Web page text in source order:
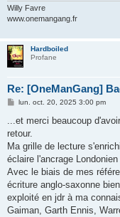
Willy Favre
www.onemangang.fr
Hardboiled
Profane
Re: [OneManGang]
M
s
a
g
lun. oct. 20, 2025 3:00 pm
...et merci beaucoup
retour.
Ma grille de lecture
éclaire l'ancrage
Avec le biais de mes
écriture anglo-saxonne
exploité en jdr à ma
Gaiman, Garth Ennis,